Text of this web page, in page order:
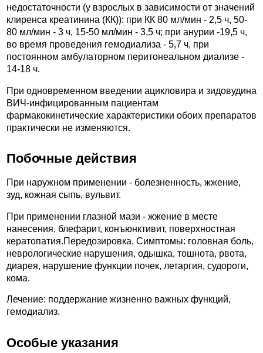
недостаточности (у взрослых в зависимости от значений
клиренса креатинина (КК)): при КК 80 мл/мин - 2,5 ч, 50-
80 мл/мин - 3 ч, 15-50 мл/мин - 3,5 ч; при анурии -19,5 ч,
во время проведения гемодиализа - 5,7 ч, при
постоянном амбулаторном перитонеальном диализе -
14-18 ч.
При одновременном введении ацикловира и зидовудина
ВИЧ-инфицированным пациентам
фармакокинетические характеристики обоих препаратов
практически не изменяются.
Побочные действия
При наружном применении - болезненность, жжение,
зуд, кожная сыпь, вульвит.
При применении глазной мази - жжение в месте
нанесения, блефарит, конъюнктивит, поверхностная
кератопатия.Передозировка. Симптомы: головная боль,
неврологические нарушения, одышка, тошнота, рвота,
диарея, нарушение функции почек, летаргия, судороги,
кома.
Лечение: поддержание жизненно важных функций,
гемодиализ.
Особые указания